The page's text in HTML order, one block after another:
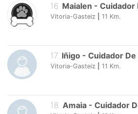
16 Maialen - Cuidador
Vitoria-Gasteiz 11 Km.
17. Iñigo - Cuidador
Vitoria-Gasteiz 11 Km.
18. Amaia - Cuidador